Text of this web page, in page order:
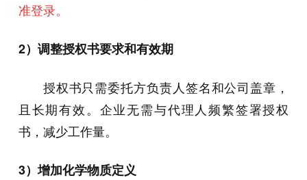
准登录。
2）调整授权书要求和有效期
授权书只需委托方负责人签名和公司盖章，
且长期有效。企业无需与代理人频繁签署授权
书，减少工作量。
3）增加化学物质定义